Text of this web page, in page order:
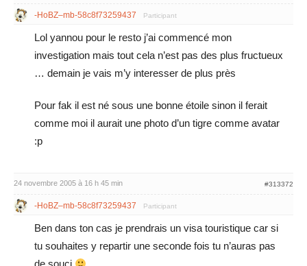
-HoBZ–mb-58c8f73259437 Participant
Lol yannou pour le resto j’ai commencé mon
investigation mais tout cela n’est pas des plus fructueux
… demain je vais m’y interesser de plus près
Pour fak il est né sous une bonne étoile sinon il ferait
comme moi il aurait une photo d’un tigre comme avatar
:p
24 novembre 2005 à 16 h 45 min #313372
-HoBZ–mb-58c8f73259437 Participant
Ben dans ton cas je prendrais un visa touristique car si
tu souhaites y repartir une seconde fois tu n’auras pas
de souci